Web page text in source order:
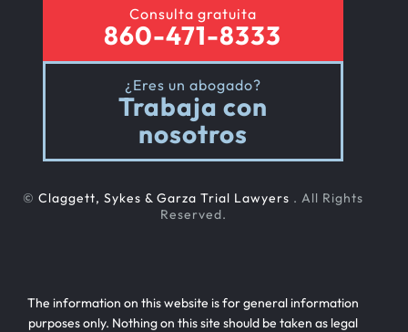
Consulta gratuita
860-471-8333
¿Eres un abogado?
Trabaja con
nosotros
© Claggett, Sykes & Garza Trial Lawyers . All Rights
Reserved.
The information on this website is for general information
purposes only. Nothing on this site should be taken as legal